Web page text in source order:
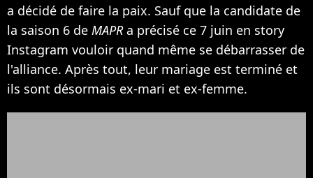
a décidé de faire la paix. Sauf que la candidate de
la saison 6 de MAPRa précisé ce 7 juin en story
Instagram vouloir quand même se débarrasser de
l'alliance. Après tout, leur mariage est terminé et
ils sont désormais ex-mari et ex-femme.